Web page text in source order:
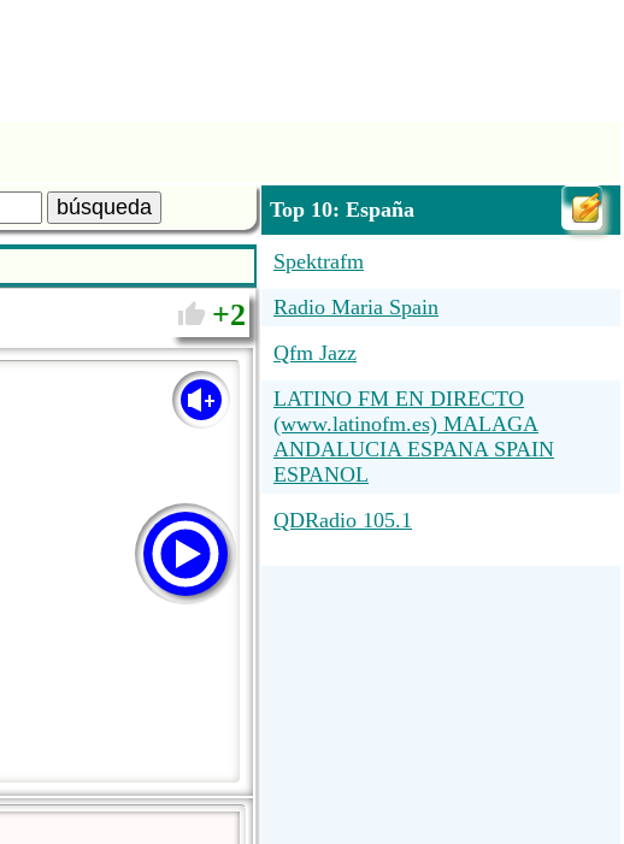
búsqueda
2
Top 10: España
Spektrafm
Radio Maria Spain
Qfm Jazz
LATINO FM EN DIRECTO
(www.latinofm.es) MALAGA
ANDALUCIA ESPANA SPAIN
ESPANOL
QDRadio 105.1